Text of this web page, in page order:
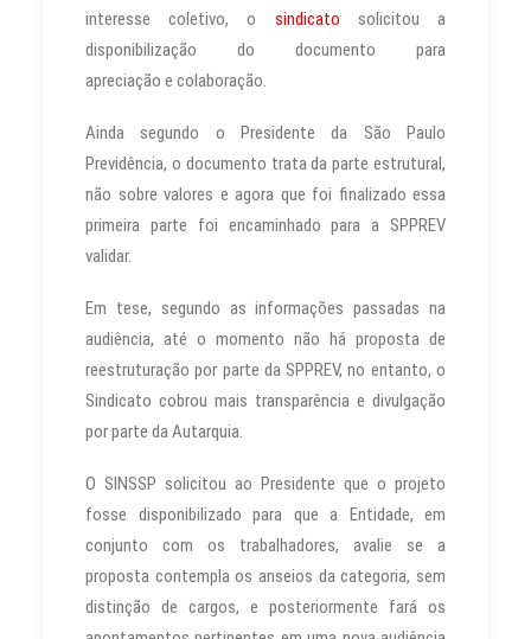
interesse coletivo, o sindicato solicitou a
disponibilização do documento para
apreciação e colaboração.
Ainda segundo o Presidente da São Paulo
Previdência, o documento trata da parte estrutural,
não sobre valores e agora que foi finalizado essa
primeira parte foi encaminhado para a SPPREV
validar.
Em tese, segundo as informações passadas na
audiência, até o momento não há proposta de
reestruturação por parte da SPPREV, no entanto, o
Sindicato cobrou mais transparência e divulgação
por parte da Autarquia.
O SINSSP solicitou ao Presidente que o projeto
fosse disponibilizado para que a Entidade, em
conjunto com os trabalhadores, avalie se a
proposta contempla os anseios da categoria, sem
distinção de cargos, e posteriormente fará os